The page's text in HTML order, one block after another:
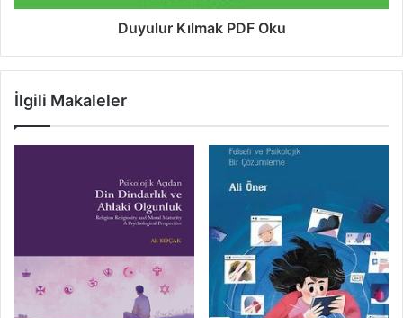
Duyulur Kılmak PDF Oku
İlgili Makaleler